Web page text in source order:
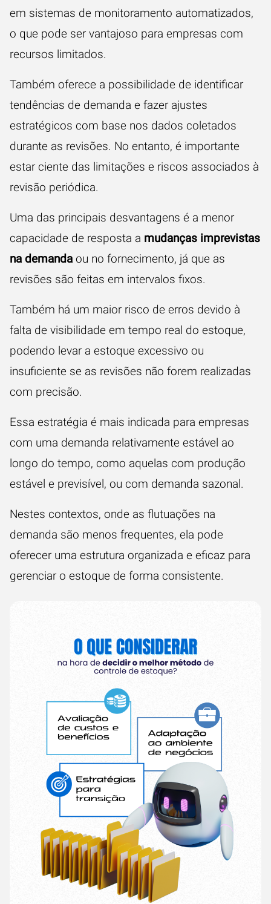
em sistemas de monitoramento automatizados,
o que pode ser vantajoso para empresas com
recursos limitados.
Também oferece a possibilidade de identificar
tendências de demanda e fazer ajustes
estratégicos com base nos dados coletados
durante as revisões. No entanto, é importante
estar ciente das limitações e riscos associados à
revisão periódica.
Uma das principais desvantagens é a menor
capacidade de resposta a mudanças imprevistas
na demanda ou no fornecimento, já que as
revisões são feitas em intervalos fixos.
Também há um maior risco de erros devido à
falta de visibilidade em tempo real do estoque,
podendo levar a estoque excessivo ou
insuficiente se as revisões não forem realizadas
com precisão.
Essa estratégia é mais indicada para empresas
com uma demanda relativamente estável ao
longo do tempo, como aquelas com produção
estável e previsível, ou com demanda sazonal.
Nestes contextos, onde as flutuações na
demanda são menos frequentes, ela pode
oferecer uma estrutura organizada e eficaz para
gerenciar o estoque de forma consistente.